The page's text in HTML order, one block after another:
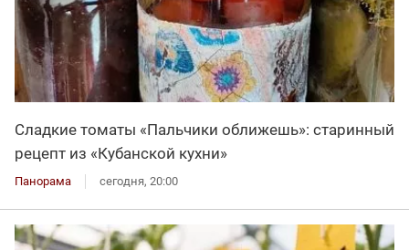
Сладкие томаты «Пальчики оближешь»: старинный
рецепт из «Кубанской кухни»
Панорама сегодня, 20:00